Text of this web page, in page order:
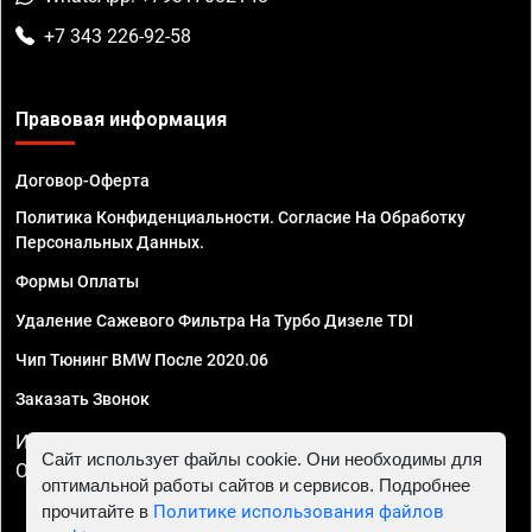
+7 343 226-92-58
Правовая информация
Договор-Оферта
Политика Конфиденциальности. Согласие На Обработку
Персональных Данных.
Формы Оплаты
Удаление Сажевого Фильтра На Турбо Дизеле TDI
Чип Тюнинг BMW После 2020.06
Заказать Звонок
ИП Смирнов Георгий Павлович. ИНН 781302555843,
ОГРНИП 324470400032610
Сайт использует файлы cookie. Они необходимы для
оптимальной работы сайтов и сервисов. Подробнее
прочитайте в Политике использования файлов